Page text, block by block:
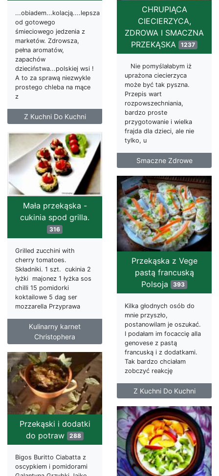
...obiadem...kolacją....lepsza
od gotowego
śmieciowego jedzenia z
marketów. Zdrowsza,
pełna aromatów,
zapachów
dzieciństwa...polskiej wsi !
A to za sprawą niezwykle
prostego chleba na mące
z
Z Kuchni Do Kuchni
CHRUPIĄCA
CIECIERZYCA,
ZDROWA I SMACZNA
PRZEKĄSKA 1237
Nie pomyślałabym iż
uprażona ciecierzyca
może być tak pyszna.
Przepis wart
rozpowszechniania,
bardzo proste
przygotowanie i wielka
frajda dla dzieci, ale nie
tylko, u
Smaczne Zdrowe
Mała przekąska -
cukinia spod grilla.
316
Grilled zucchini with
cherry tomatoes.
Składniki. 1 szt. cukinia 2
łyżki majonez 1 łyżka sos
chilli 15 pomidorki
koktailowe 5 dag ser
mozzarella Przyprawa
Kulinarny karnet
Christophera
Przekąska z Vege
pastą francuską
Polsoja 393
Kilka głodnych osób do
mnie przyszło,
postanowilam je oszukać.
I podałam im focaccię alla
genovese z pastą
francuską i z dodatkami.
Tak bardzo chciałam
zobczyć reakcję
Z Kuchni Do Kuchni
Przekąski i dodatki
do potraw 288
Bigos Buritto Ciabatta z
oscypkiem i pomidorami